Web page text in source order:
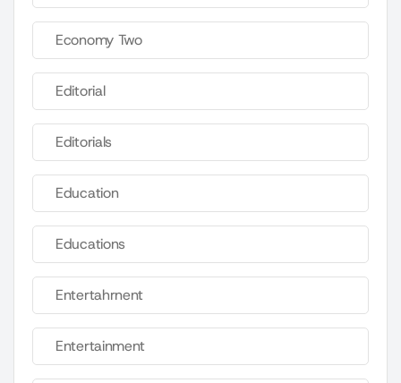
Economy Two
Editorial
Editorials
Education
Educations
Entertahrnent
Entertainment